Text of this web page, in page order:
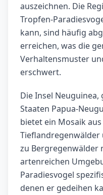
auszeichnen. Die
Tropfen-
kann, sind häufig
erreichen, was die
Verhaltensmuster
erschwert.
Die Insel
Staaten Papua-
bietet ein Mosaik
Tieflandregenwälder
zu Bergregenwälder
artenreichen
Paradiesvogel
denen er gedeihen